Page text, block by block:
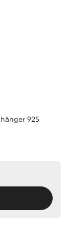
925